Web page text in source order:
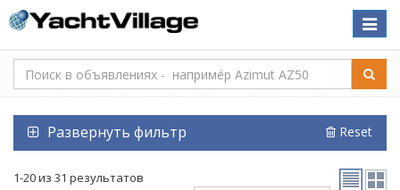
Toggle
Развернуть фильтр Reset
1-20 из 31 результатов